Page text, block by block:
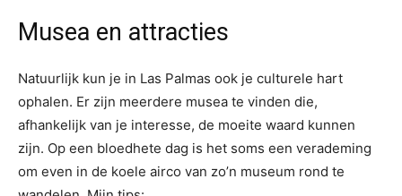
Musea en attracties
Natuurlijk kun je in Las Palmas ook je culturele hart
ophalen. Er zijn meerdere musea te vinden die,
afhankelijk van je interesse, de moeite waard kunnen
zijn. Op een bloedhete dag is het soms een verademing
om even in de koele airco van zo’n museum rond te